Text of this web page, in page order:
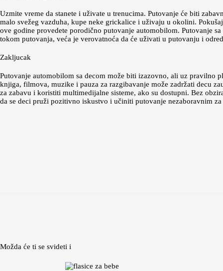
Uzmite vreme da stanete i uživate u trenucima. Putovanje će biti
malo svežeg vazduha, kupe neke grickalice i uživaju u okolini.
ove godine provedete porodično putovanje automobilom. Putovanje
tokom putovanja, veća je verovatnoća da će uživati u putovanju i
Zakljucak
Putovanje automobilom sa decom može biti izazovno, ali uz pravilno
knjiga, filmova, muzike i pauza za razgibavanje može zadržati decu
za zabavu i koristiti multimedijalne sisteme, ako su dostupni. Bez
da se deci pruži pozitivno iskustvo i učiniti putovanje nezaboravnim za
Možda će ti se svideti i